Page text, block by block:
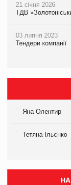
21 січня 2026
ТДВ
03 липня 2023
Тендери компанії
Яна Олентир
Тетяна Ільєнко